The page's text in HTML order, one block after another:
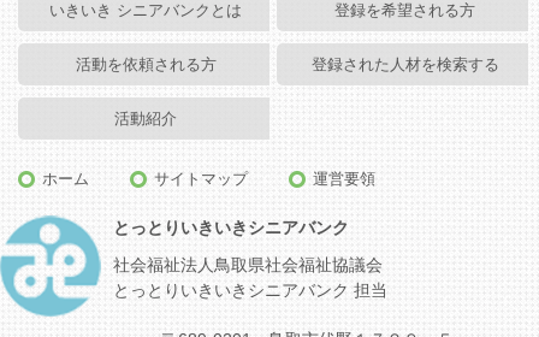
いきいき シニアバンクとは 登録を希望される方
活動を依頼される方 登録された人材を検索する
活動紹介
ホーム サイトマップ 運営要領
とっとりいきいきシニアバンク
社会福祉法人鳥取県社会福祉協議会
とっとりいきいきシニアバンク 担当